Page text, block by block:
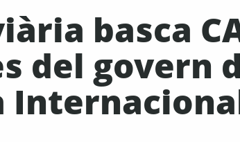
basca
del govern